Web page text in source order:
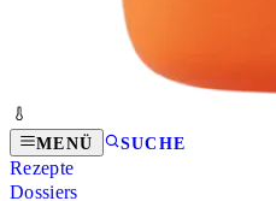
MENÜ SUCHE
Rezepte
Dossiers